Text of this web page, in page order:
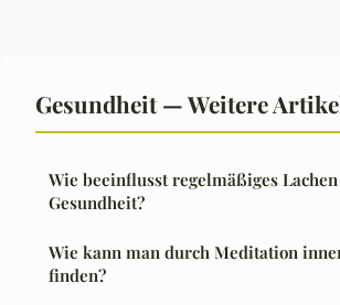
Gesundheit — Weitere
Wie beeinflusst regelmäßiges
Gesundheit?
Wie kann man durch Meditation
finden?